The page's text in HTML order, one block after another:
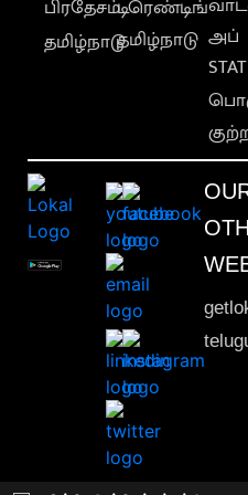
பிரதேசம்
தமிழ்நாடு
டிரெண்டிங்
தமிழ்நாடு அப்